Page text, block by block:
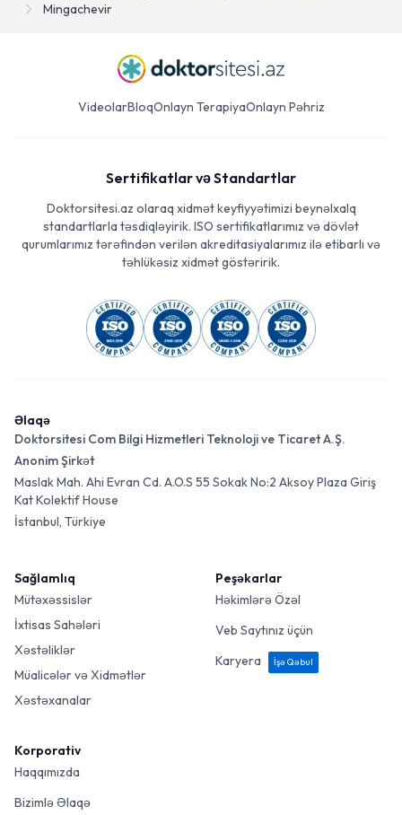
Mingachevir
VideolarBloqOnlayn TerapiyaOnlayn Pəhriz
Sertifikatlar və Standartlar
Doktorsitesi.az olaraq xidmət keyfiyyətimizi beynəlxalq
standartlarla təsdiqləyirik. ISO sertifikatlarımız və dövlət
qurumlarımız tərəfindən verilən akreditasiyalarımız ilə etibarlı və
təhlükəsiz xidmət göstəririk.
Əlaqə
Doktorsitesi Com Bilgi Hizmetleri Teknoloji ve Ticaret A.Ş.
Anonim Şirkət
Maslak Mah. Ahi Evran Cd. A.O.S 55 Sokak No:2 Aksoy Plaza Giriş
Kat Kolektif House
İstanbul, Türkiye
Sağlamlıq
Mütəxəssislər
İxtisas Sahələri
Xəstəliklər
Müalicələr və Xidmətlər
Xəstəxanalar
Peşəkarlar
Həkimlərə Özəl
Veb Saytınız üçün
Karyera
İşə Qəbul
Korporativ
Haqqımızda
Bizimlə Əlaqə